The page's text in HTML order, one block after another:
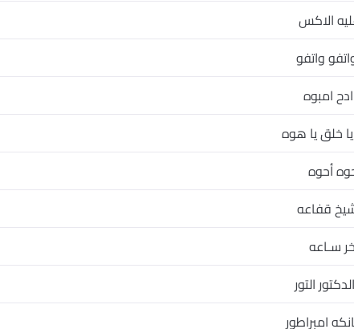
الاكس
واتفو
امبوه
خلق يا هوه
أحوه
شيخ قفاعه
سـاعه
التور
امبراطور